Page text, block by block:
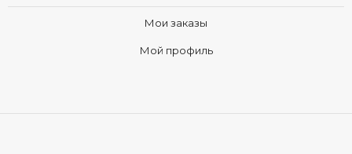
Мои заказы
Мой профиль